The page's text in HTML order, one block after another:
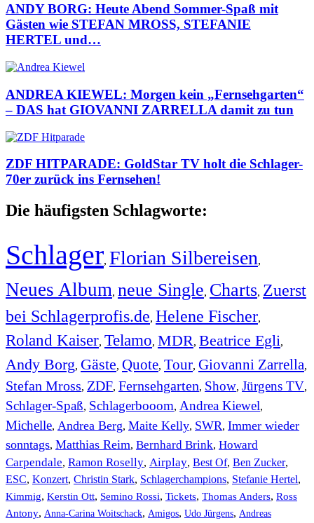
ANDY BORG: Heute Abend Sommer-Spaß mit
Gästen wie STEFAN MROSS, STEFANIE
HERTEL und…
ANDREA KIEWEL: Morgen kein „Fernsehgarten“
– DAS hat GIOVANNI ZARRELLA damit zu tun
ZDF HITPARADE: GoldStar TV holt die Schlager-
70er zurück ins Fernsehen!
Die häufigsten Schlagworte:
Schlager, Florian Silbereisen,
Neues Album, neue Single, Charts, Zuerst
bei Schlagerprofis.de, Helene Fischer,
Roland Kaiser, Telamo, MDR, Beatrice Egli,
Andy Borg, Gäste, Quote, Tour, Giovanni Zarrella,
Stefan Mross, ZDF, Fernsehgarten, Show, Jürgens TV,
Schlager-Spaß, Schlagerbooom, Andrea Kiewel,
Michelle, Andrea Berg, Maite Kelly, SWR, Immer wieder
sonntags, Matthias Reim, Bernhard Brink, Howard
Carpendale, Ramon Roselly, Airplay, Best Of, Ben Zucker,
ESC, Konzert, Christin Stark, Schlagerchampions, Stefanie Hertel,
Kimmig, Kerstin Ott, Semino Rossi, Tickets, Thomas Anders, Ross
Antony, Anna-Carina Woitschack, Amigos, Udo Jürgens, Andreas